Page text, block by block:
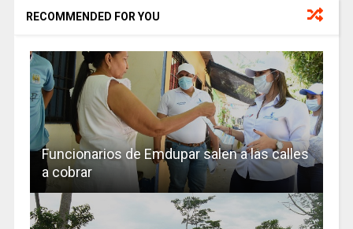
RECOMMENDED FOR YOU
Funcionarios de Emdupar salen a las calles
a cobrar